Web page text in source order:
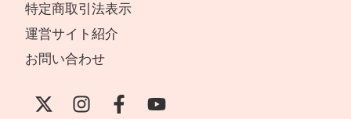
特定商取引法表示
運営サイト紹介
お問い合わせ